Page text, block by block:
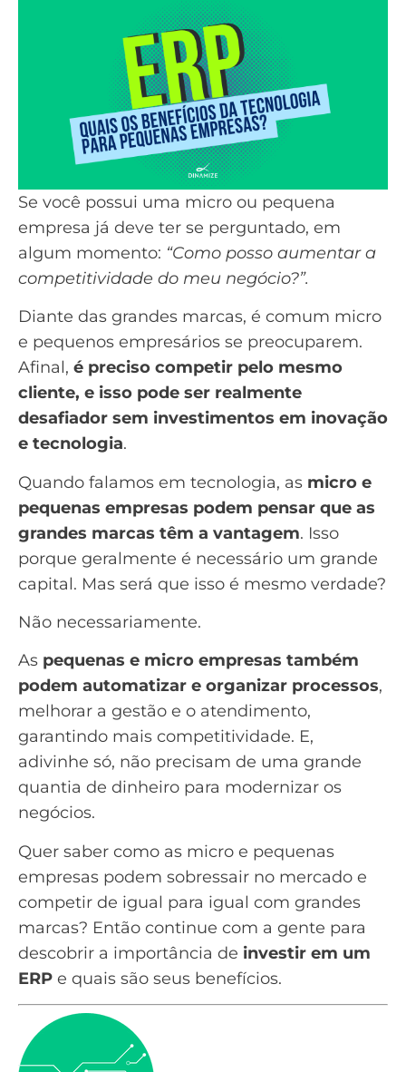
Se você possui uma micro ou pequena
empresa já deve ter se perguntado, em
algum momento: “Como posso aumentar a
competitividade do meu negócio?”.
Diante das grandes marcas, é comum micro
e pequenos empresários se preocuparem.
Afinal, é preciso competir pelo mesmo
cliente, e isso pode ser realmente
desafiador sem investimentos em inovação
e tecnologia.
Quando falamos em tecnologia, as micro e
pequenas empresas podem pensar que as
grandes marcas têm a vantagem. Isso
porque geralmente é necessário um grande
capital. Mas será que isso é mesmo verdade?
Não necessariamente.
As pequenas e micro empresas também
podem automatizar e organizar processos,
melhorar a gestão e o atendimento,
garantindo mais competitividade. E,
adivinhe só, não precisam de uma grande
quantia de dinheiro para modernizar os
negócios.
Quer saber como as micro e pequenas
empresas podem sobressair no mercado e
competir de igual para igual com grandes
marcas? Então continue com a gente para
descobrir a importância de investir em um
ERP e quais são seus benefícios.